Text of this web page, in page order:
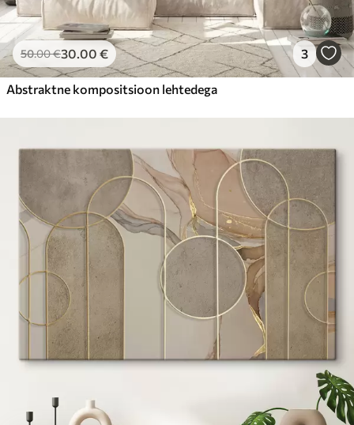
50.00€30.00 € 3
Abstraktne kompositsioon lehtedega